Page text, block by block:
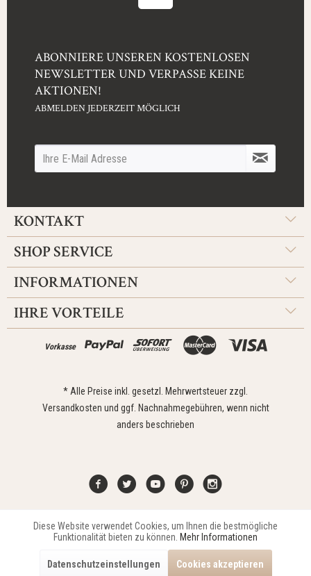
ABONNIERE UNSEREN KOSTENLOSEN
NEWSLETTER UND VERPASSE KEINE
AKTIONEN!
ABMELDEN JEDERZEIT MÖGLICH
KONTAKT
SHOP SERVICE
INFORMATIONEN
IHRE VORTEILE
Vorkasse
* Alle Preise inkl. gesetzl. Mehrwertsteuer zzgl.
Versandkosten und ggf. Nachnahmegebühren, wenn nicht
anders beschrieben
Kontakt Widerrufsrecht Impressum Versand Datenschutz
Copyright © 2021 Edona Design GmbH // DesignDupp GmbH
Funktionale Aktiv
Aktiv
Diese Website verwendet Cookies, um Ihnen die bestmögliche
Funktionalität bieten zu können. Mehr Informationen
Datenschutzeinstellungen Cookies akzeptieren